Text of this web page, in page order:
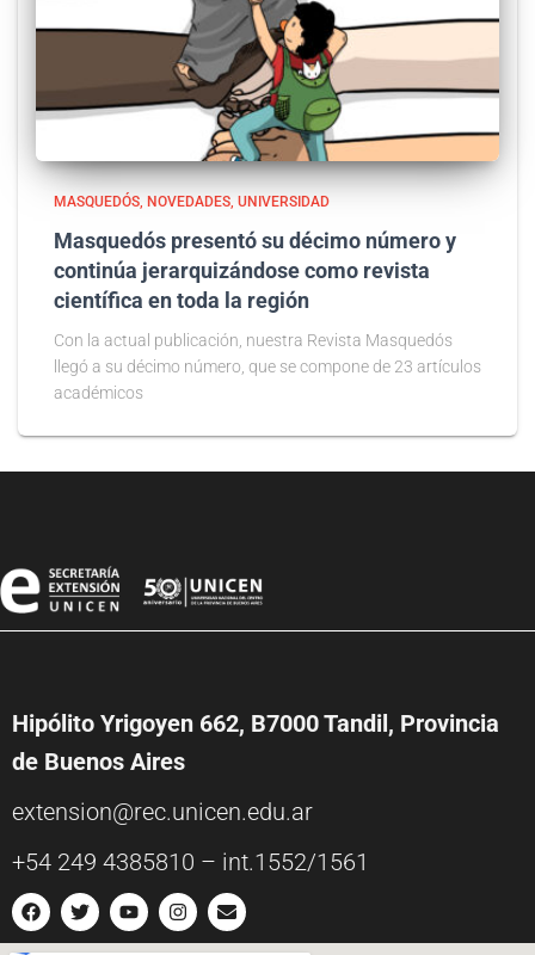
MASQUEDÓS NOVEDADES UNIVERSIDAD
Masquedós presentó su décimo número y
continúa jerarquizándose como revista
científica en toda la región
Con la actual publicación, nuestra Revista Masquedós
llegó a su décimo número, que se compone de 23 artículos
académicos
Hipólito Yrigoyen 662, B7000 Tandil, Provincia
de Buenos Aires
extension@rec.unicen.edu.ar
+54 249 4385810 – int.1552/1561